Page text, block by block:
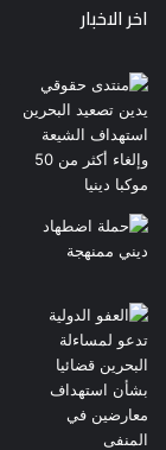
اخر الاخبار